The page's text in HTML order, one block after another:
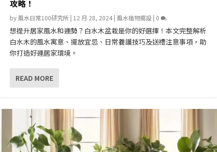
攻略！
by 風水日常100研究所 | 12 月 28, 2024 | 風水植物擺設 | 0
想提升居家風水和運勢？白水木盆栽是你的好選擇！本文完整解析
白水木的風水寓意、擺放宜忌、日常養護技巧及送禮注意事項，助
你打造好運居家環境。
READ MORE